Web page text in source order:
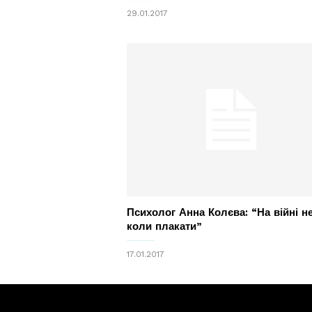
29.01.2017
Психолог Анна Колєва: “На війні
коли плакати”
17.01.2017